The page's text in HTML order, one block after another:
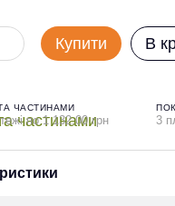
Купити В
ЧАСТИНАМИ
по 1 132.00 грн 3